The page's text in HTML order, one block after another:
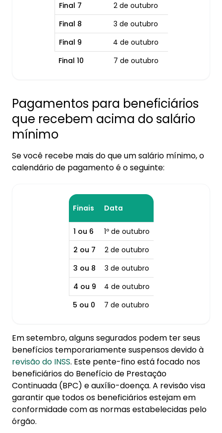
Final 7
2 de outubro
Final 8
3 de outubro
Final 9
4 de outubro
Final 10
7 de outubro
Pagamentos para beneficiários
que recebem acima do salário
mínimo
Se você recebe mais do que um salário mínimo, o
calendário de pagamento é o seguinte:
Finais Data
1 ou 6
1º de outubro
2 ou 7
2 de outubro
3 ou 8
3 de outubro
4 ou 9
4 de outubro
5 ou 0
7 de outubro
Em setembro, alguns segurados podem ter seus
benefícios temporariamente suspensos devido à
revisão do INSS. Este pente-fino está focado nos
beneficiários do Benefício de Prestação
Continuada (BPC) e auxílio-doença. A revisão visa
garantir que todos os beneficiários estejam em
conformidade com as normas estabelecidas pelo
órgão.